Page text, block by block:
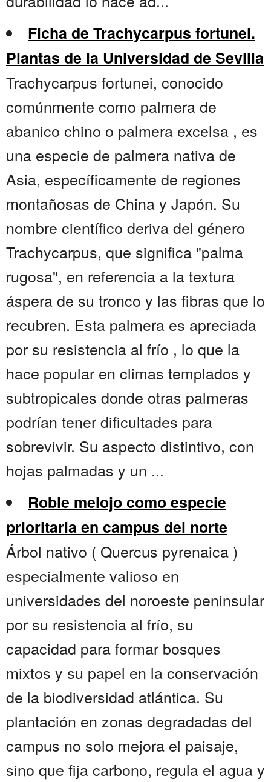
Ficha de Trachycarpus fortunei.
Plantas de la Universidad de Sevilla
Trachycarpus fortunei, conocido
comúnmente como palmera de
abanico chino o palmera excelsa , es
una especie de palmera nativa de
Asia, específicamente de regiones
montañosas de China y Japón. Su
nombre científico deriva del género
Trachycarpus, que significa "palma
rugosa", en referencia a la textura
áspera de su tronco y las fibras que lo
recubren. Esta palmera es apreciada
por su resistencia al frío , lo que la
hace popular en climas templados y
subtropicales donde otras palmeras
podrían tener dificultades para
sobrevivir. Su aspecto distintivo, con
hojas palmadas y un ...
Roble melojo como especie
prioritaria en campus del norte
Árbol nativo ( Quercus pyrenaica )
especialmente valioso en
universidades del noroeste peninsular
por su resistencia al frío, su
capacidad para formar bosques
mixtos y su papel en la conservación
de la biodiversidad atlántica. Su
plantación en zonas degradadas del
campus no solo mejora el paisaje,
sino que fija carbono, regula el agua y